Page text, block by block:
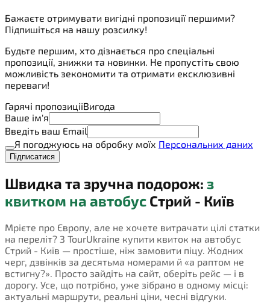
Бажаєте отримувати вигідні пропозиції першими?
Підпишіться на нашу розсилку!
Будьте першим, хто дізнається про спеціальні
пропозиції, знижки та новинки. Не пропустіть свою
можливість зекономити та отримати ексклюзивні
переваги!
Гарячі пропозиціїВигода
Ваше ім'я
Введіть ваш Email
Я погоджуюсь на обробку моїх Персональних даних
Підписатися
Швидка та зручна подорож: з
квитком на автобус Стрий - Київ
Мрієте про Європу, але не хочете витрачати цілі статки
на переліт? З TourUkraine купити квиток на автобус
Стрий - Київ — простіше, ніж замовити піцу. Жодних
черг, дзвінків за десятьма номерами й «а раптом не
встигну?». Просто зайдіть на сайт, оберіть рейс — і в
дорогу. Усе, що потрібно, уже зібрано в одному місці:
актуальні маршрути, реальні ціни, чесні відгуки.